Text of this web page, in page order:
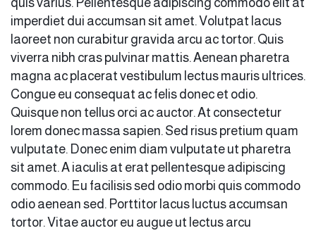
imperdiet dui accumsan sit amet. Volutpat lacus
laoreet non curabitur gravida arcu ac tortor. Quis
viverra nibh cras pulvinar mattis. Aenean pharetra
magna ac placerat vestibulum lectus mauris ultrices.
Congue eu consequat ac felis donec et odio.
Quisque non tellus orci ac auctor. At consectetur
lorem donec massa sapien. Sed risus pretium quam
vulputate. Donec enim diam vulputate ut pharetra
sit amet. A iaculis at erat pellentesque adipiscing
commodo. Eu facilisis sed odio morbi quis commodo
odio aenean sed. Porttitor lacus luctus accumsan
tortor. Vitae auctor eu augue ut lectus arcu